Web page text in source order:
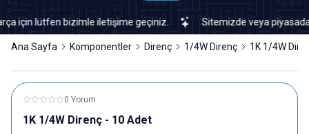
lütfen bizimle iletişime geçiniz. Sitemizde veya piyasada
Ana Sayfa Komponentler Direnç 1/4W Direnç 1K 1/4W
0 Yorum
1K 1/4W Direnç - 10 Adet